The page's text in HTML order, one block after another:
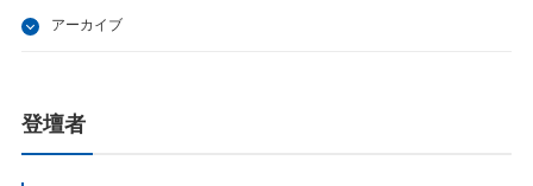
アーカイブ
登壇者